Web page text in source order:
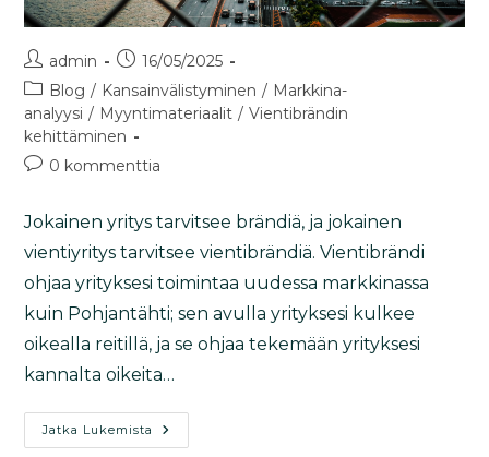
admin
16/05/2025
Blog / Kansainvälistyminen / Markkina-
analyysi / Myyntimateriaalit / Vientibrändin
kehittäminen
0 kommenttia
Jokainen yritys tarvitsee brändiä, ja jokainen
vientiyritys tarvitsee vientibrändiä. Vientibrändi
ohjaa yrityksesi toimintaa uudessa markkinassa
kuin Pohjantähti; sen avulla yrityksesi kulkee
oikealla reitillä, ja se ohjaa tekemään yrityksesi
kannalta oikeita…
Jatka Lukemista